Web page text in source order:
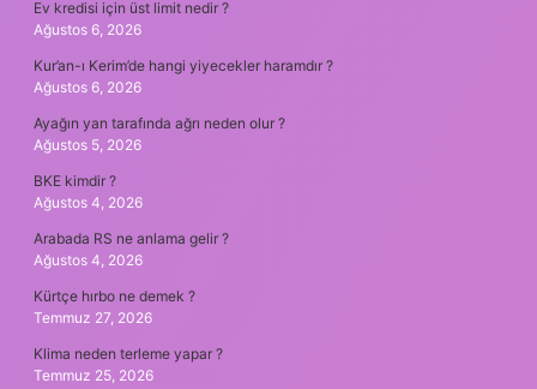
Ev kredisi için üst limit nedir ?
Ağustos 6, 2026
Kur’an-ı Kerim’de hangi yiyecekler haramdır ?
Ağustos 6, 2026
Ayağın yan tarafında ağrı neden olur ?
Ağustos 5, 2026
BKE kimdir ?
Ağustos 4, 2026
Arabada RS ne anlama gelir ?
Ağustos 4, 2026
Kürtçe hırbo ne demek ?
Temmuz 27, 2026
Klima neden terleme yapar ?
Temmuz 25, 2026